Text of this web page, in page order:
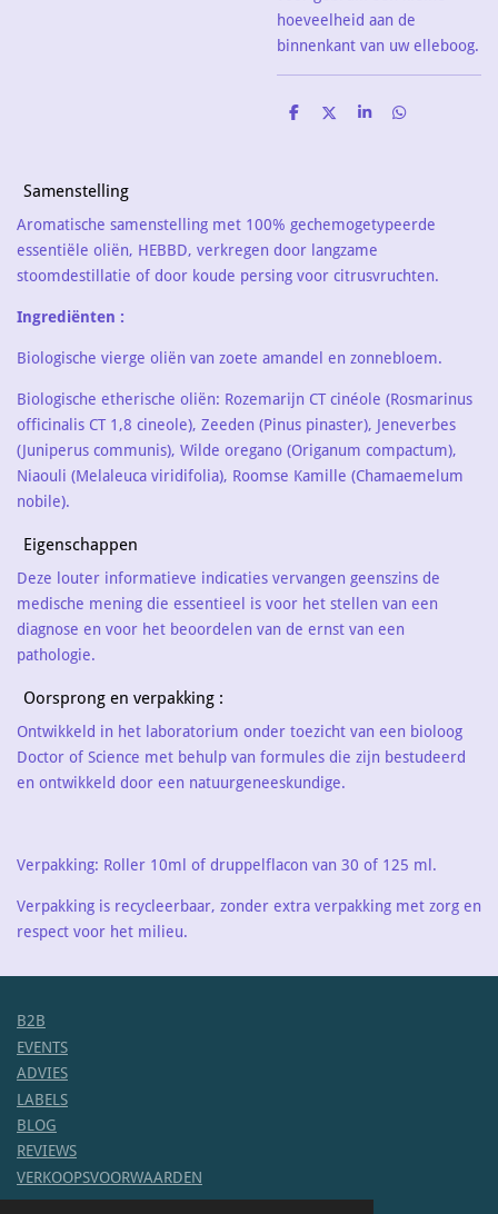
hoeveelheid aan de
binnenkant van uw elleboog.
D
D
S
D
Samenstelling
Aromatische samenstelling met 100% gechemogetypeerde
essentiële oliën, HEBBD, verkregen door langzame
stoomdestillatie of door koude persing voor citrusvruchten.
Ingrediënten :
Biologische vierge oliën van zoete amandel en zonnebloem.
Biologische etherische oliën: Rozemarijn CT cinéole (Rosmarinus
officinalis CT 1,8 cineole), Zeeden (Pinus pinaster), Jeneverbes
(Juniperus communis), Wilde oregano (Origanum compactum),
Niaouli (Melaleuca viridifolia), Roomse Kamille (Chamaemelum
nobile).
Eigenschappen
Deze louter informatieve indicaties vervangen geenszins de
medische mening die essentieel is voor het stellen van een
diagnose en voor het beoordelen van de ernst van een
pathologie.
Oorsprong en verpakking :
Ontwikkeld in het laboratorium onder toezicht van een bioloog
Doctor of Science met behulp van formules die zijn bestudeerd
en ontwikkeld door een natuurgeneeskundige.
Verpakking: Roller 10ml of druppelflacon van 30 of 125 ml.
Verpakking is recycleerbaar, zonder extra verpakking met zorg en
respect voor het milieu.
B2B
EVENTS
ADVIES
LABELS
BLOG
REVIEWS
VERKOOPSVOORWAARDEN